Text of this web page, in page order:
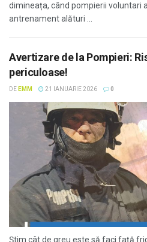
dimineața, când pompierii voluntari
antrenament alături ...
Avertizare de la Pompieri:
periculoase!
DE EMM 21 IANUARIE 2026 0
Știm cât de greu este să faci față